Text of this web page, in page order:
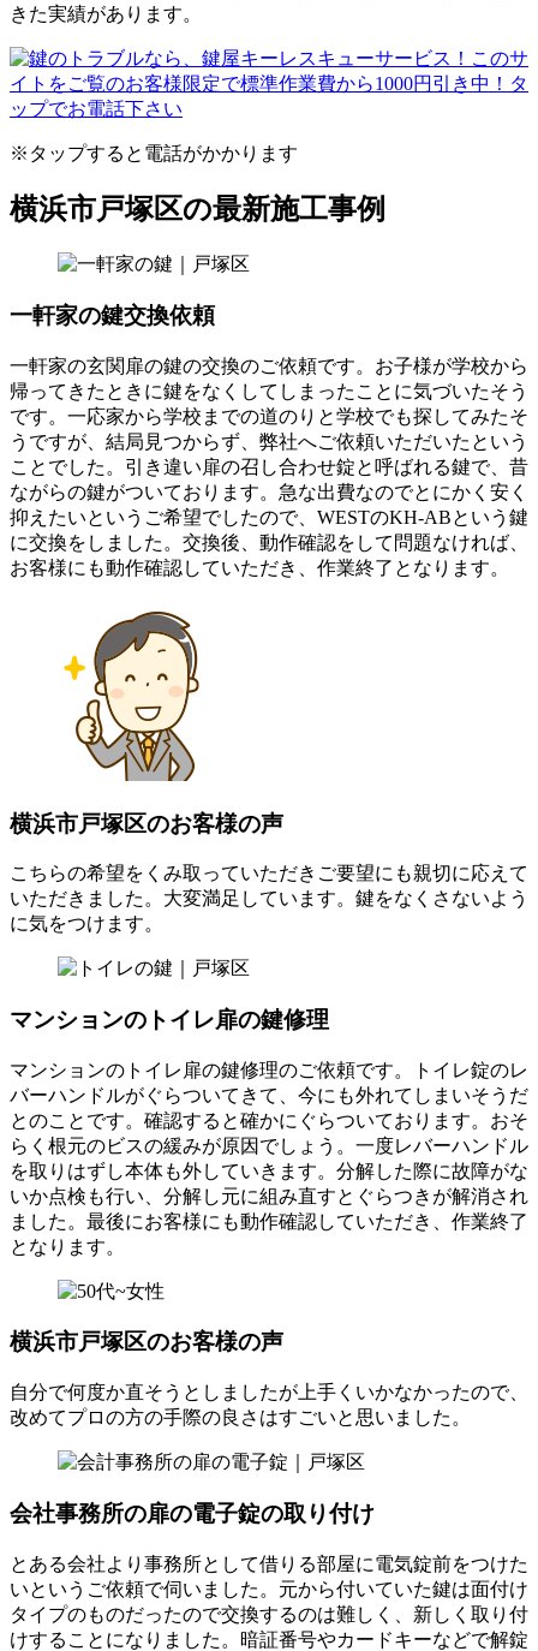
きた実績があります。
※タップすると電話がかかります
横浜市戸塚区の最新施工事例
一軒家の鍵交換依頼
一軒家の玄関扉の鍵の交換のご依頼です。お子様が学校から
帰ってきたときに鍵をなくしてしまったことに気づいたそう
です。一応家から学校までの道のりと学校でも探してみたそ
うですが、結局見つからず、弊社へご依頼いただいたという
ことでした。引き違い扉の召し合わせ錠と呼ばれる鍵で、昔
ながらの鍵がついております。急な出費なのでとにかく安く
抑えたいというご希望でしたので、WESTのKH-ABという鍵
に交換をしました。交換後、動作確認をして問題なければ、
お客様にも動作確認していただき、作業終了となります。
横浜市戸塚区のお客様の声
こちらの希望をくみ取っていただきご要望にも親切に応えて
いただきました。大変満足しています。鍵をなくさないよう
に気をつけます。
マンションのトイレ扉の鍵修理
マンションのトイレ扉の鍵修理のご依頼です。トイレ錠のレ
バーハンドルがぐらついてきて、今にも外れてしまいそうだ
とのことです。確認すると確かにぐらついております。おそ
らく根元のビスの緩みが原因でしょう。一度レバーハンドル
を取りはずし本体も外していきます。分解した際に故障がな
いか点検も行い、分解し元に組み直すとぐらつきが解消され
ました。最後にお客様にも動作確認していただき、作業終了
となります。
横浜市戸塚区のお客様の声
自分で何度か直そうとしましたが上手くいかなかったので、
改めてプロの方の手際の良さはすごいと思いました。
会社事務所の扉の電子錠の取り付け
とある会社より事務所として借りる部屋に電気錠前をつけた
いというご依頼で伺いました。元から付いていた鍵は面付け
タイプのものだったので交換するのは難しく、新しく取り付
けすることになりました。暗証番号やカードキーなどで解錠